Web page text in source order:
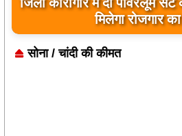
उम्मे हबीबा ने परीक्षा की
सोना / चांदी की कीमत